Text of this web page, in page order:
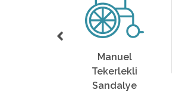
2. EL ÜRÜNLER